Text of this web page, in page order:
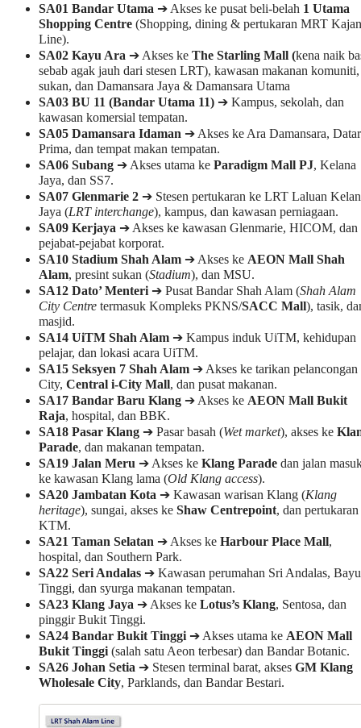
SA01 Bandar Utama ➔ Akses ke pusat beli-belah 1 Utama
Shopping Centre (Shopping, dining & pertukaran MRT
Line).
SA02 Kayu Ara ➔ Akses ke The Starling Mall (kena naik
sebab agak jauh dari stesen LRT), kawasan makanan komuniti,
sukan, dan Damansara Jaya & Damansara Utama
SA03 BU 11 (Bandar Utama 11) ➔ Kampus, sekolah, dan
kawasan komersial tempatan.
SA05 Damansara Idaman ➔ Akses ke Ara Damansara,
Prima, dan tempat makan tempatan.
SA06 Subang ➔ Akses utama ke Paradigm Mall PJ, Kelana
Jaya, dan SS7.
SA07 Glenmarie 2 ➔ Stesen pertukaran ke LRT Laluan
Jaya (LRT interchange), kampus, dan kawasan perniagaan.
SA09 Kerjaya ➔ Akses ke kawasan Glenmarie, HICOM, dan
pejabat-pejabat korporat.
SA10 Stadium Shah Alam ➔ Akses ke AEON Mall Shah
Alam, presint sukan (Stadium), dan MSU.
SA12 Dato’ Menteri ➔ Pusat Bandar Shah Alam (Shah Alam
City Centre termasuk Kompleks PKNS/SACC Mall), tasik,
masjid.
SA14 UiTM Shah Alam ➔ Kampus induk UiTM, kehidupan
pelajar, dan lokasi acara UiTM.
SA15 Seksyen 7 Shah Alam ➔ Akses ke tarikan pelancongan
City, Central i-City Mall, dan pusat makanan.
SA17 Bandar Baru Klang ➔ Akses ke AEON Mall Bukit
Raja, hospital, dan BBK.
SA18 Pasar Klang ➔ Pasar basah (Wet market), akses ke
Parade, dan makanan tempatan.
SA19 Jalan Meru ➔ Akses ke Klang Parade dan jalan
ke kawasan Klang lama (Old Klang access).
SA20 Jambatan Kota ➔ Kawasan warisan Klang (Klang
heritage), sungai, akses ke Shaw Centrepoint, dan pertukaran
KTM.
SA21 Taman Selatan ➔ Akses ke Harbour Place Mall,
hospital, dan Southern Park.
SA22 Seri Andalas ➔ Kawasan perumahan Sri Andalas, Bayu
Tinggi, dan syurga makanan tempatan.
SA23 Klang Jaya ➔ Akses ke Lotus’s Klang, Sentosa, dan
pinggir Bukit Tinggi.
SA24 Bandar Bukit Tinggi ➔ Akses utama ke AEON Mall
Bukit Tinggi (salah satu Aeon terbesar) dan Bandar Botanic.
SA26 Johan Setia ➔ Stesen terminal barat, akses GM Klang
Wholesale City, Parklands, dan Bandar Bestari.